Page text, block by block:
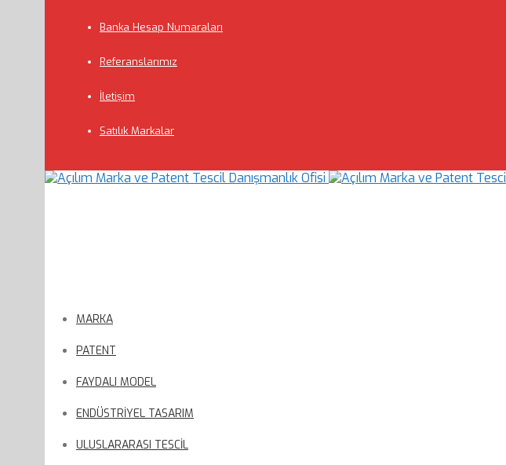
Banka Hesap Numaraları
Referanslarımız
İletişim
Satılık Markalar
MARKA
PATENT
FAYDALI MODEL
ENDÜSTRİYEL TASARIM
ULUSLARARASI TESCİL